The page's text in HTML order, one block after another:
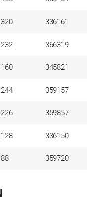
320 336161
232 366319
160 345821
244 359157
226 359857
128 336150
88 359720